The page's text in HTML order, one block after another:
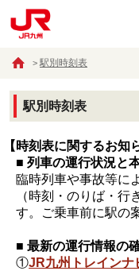
駅別時刻表
駅別時刻表
【時刻表に関するお知
■ 列車の運行状況と
臨時列車や事故等に
（時刻・のりば・行
す。ご乗車前に駅の
■ 最新の運行情報の
①JR九州トレインナ